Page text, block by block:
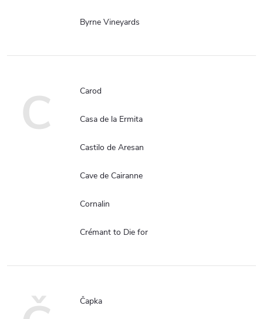
Byrne Vineyards
C Carod
Casa de la Ermita
Castilo de Aresan
Cave de Cairanne
Cornalin
Crémant to Die for
Čapka